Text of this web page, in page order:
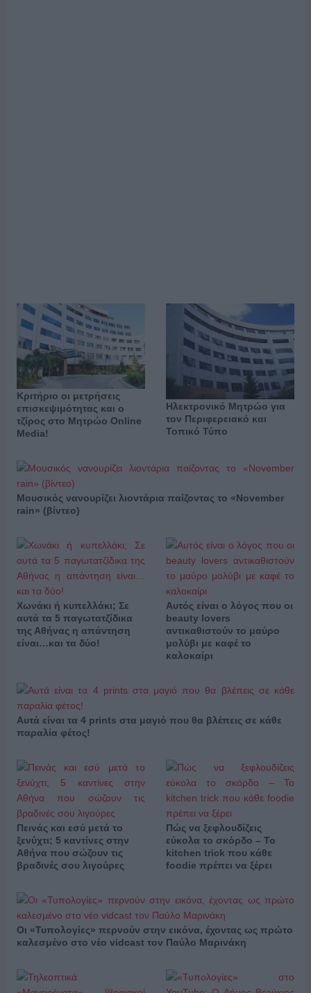
Κριτήριο οι μετρήσεις
επισκεψιμότητας και ο
τζίρος στο Μητρώο Online
Media!
Ηλεκτρονικό Μητρώο για
τον Περιφερειακό και
Τοπικό Τύπο
Μουσικός νανουρίζει λιοντάρια παίζοντας το «November
rain» (βίντεο)
Χωνάκι ή κυπελλάκι; Σε
αυτά τα 5 παγωτατζίδικα
της Αθήνας η απάντηση
είναι…και τα δύο!
Αυτός είναι ο λόγος που οι
beauty lovers
αντικαθιστούν το μαύρο
μολύβι με καφέ το
καλοκαίρι
Αυτά είναι τα 4 prints στα μαγιό που θα βλέπεις σε κάθε
παραλία φέτος!
Πεινάς και εσύ μετά το
ξενύχτι; 5 καντίνες στην
Αθήνα που σώζουν τις
βραδινές σου λιγούρες
Πώς να ξεφλουδίζεις
εύκολα το σκόρδο – Το
kitchen trick που κάθε
foodie πρέπει να ξέρει
Οι «Τυπολογίες» περνούν στην εικόνα, έχοντας ως πρώτο
καλεσμένο στο νέο vidcast τον Παύλο Μαρινάκη